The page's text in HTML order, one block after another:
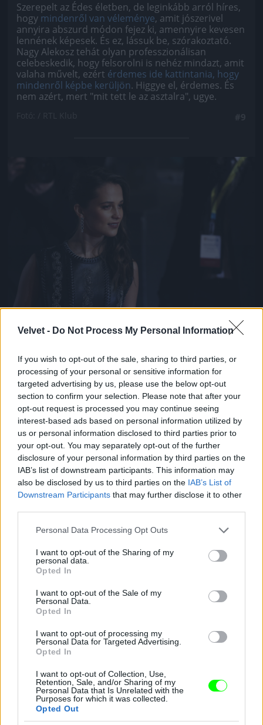
Velvet - Do Not Process My Personal Information
If you wish to opt-out of the sale, sharing to third parties, or
processing of your personal or sensitive information for
targeted advertising by us, please use the below opt-out
section to confirm your selection. Please note that after your
opt-out request is processed you may continue seeing
interest-based ads based on personal information utilized by
us or personal information disclosed to third parties prior to
your opt-out. You may separately opt-out of the further
disclosure of your personal information by third parties on the
IAB’s list of downstream participants. This information may
also be disclosed by us to third parties on the IAB’s List of
Downstream Participants that may further disclose it to other
Please note that this website/app uses one or more Google
not limited to your visit or usage behaviour. You may click to
grant or deny consent to Google and its third-party tags to
use your data for below specified purposes in below Google
consent section.
Personal Data Processing Opt Outs
I want to opt-out of the Sharing of my
personal data.
Opted In
I want to opt-out of the Sale of my
Personal Data.
Opted In
I want to opt-out of processing my
Personal Data for Targeted Advertising.
Opted In
I want to opt-out of Collection, Use,
Retention, Sale, and/or Sharing of my
Personal Data that Is Unrelated with the
Purposes for which it was collected.
Opted Out
Szerepelt az Édes életben, de leginkább arról híres,
hogy mindenről van véleménye, amit jószerivel
annyira abszurd módon fejez ki, amennyire kevesen
lennének képesek. És ez, lássuk be, szórakoztató.
Nagy Alekosz tehát olyan professzionálisan
celebeskedik, hogy felsorolni is nehéz mindazt, amit
valaha művelt, ezért érdemes ide kattintania, hogy
mindenről képbe kerüljön. Higgye el, érdemes. És
nem azért, mert "mit tett le az asztalra", ugye.
Alicia Vikanderről is több ízben felmerült már a
drámával lett igazán ismert, és meg is kapta érte a
legjobb női mellékszereplőnek járó Oscart 2016-
ban.
Fotó: John Phillips / Getty Images Hungary
Jön még kép!